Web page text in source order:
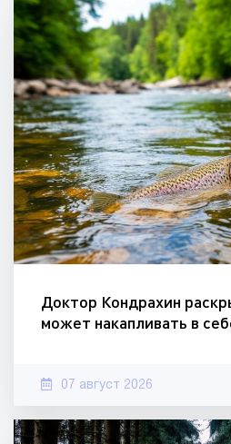
Доктор Кондрахин
может накапливать в
07 август 2026